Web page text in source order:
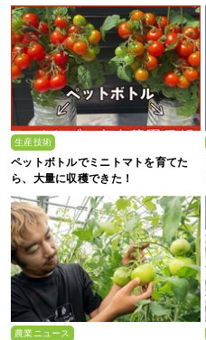
生産技術
ペットボトルでミニトマトを育てた
ら、大量に収穫できた！
農業ニュース